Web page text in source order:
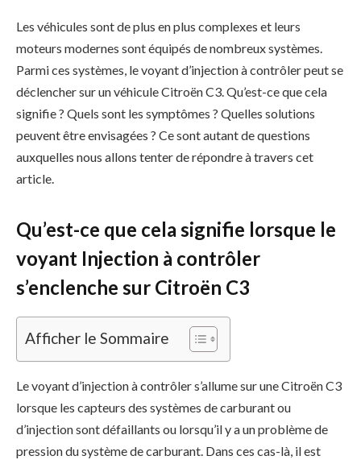
Les véhicules sont de plus en plus complexes et leurs
moteurs modernes sont équipés de nombreux systèmes.
Parmi ces systèmes, le voyant d’injection à contrôler peut se
déclencher sur un véhicule Citroën C3. Qu’est-ce que cela
signifie ? Quels sont les symptômes ? Quelles solutions
peuvent être envisagées ? Ce sont autant de questions
auxquelles nous allons tenter de répondre à travers cet
article.
Qu’est-ce que cela signifie lorsque le
voyant Injection à contrôler
s’enclenche sur Citroën C3
Afficher le Sommaire
Le voyant d’injection à contrôler s’allume sur une Citroën C3
lorsque les capteurs des systèmes de carburant ou
d’injection sont défaillants ou lorsqu’il y a un problème de
pression du système de carburant. Dans ces cas-là, il est